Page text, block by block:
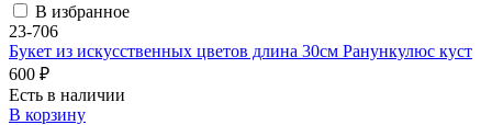
В избранное
23-706
Букет из искусственных цветов длина 30см Ранункулюс куст
600 ₽
Есть в наличии
В корзину